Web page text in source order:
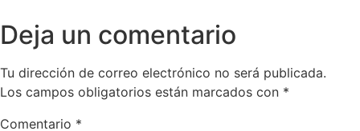
Deja un comentario
Tu dirección de correo electrónico no será publicada.
Los campos obligatorios están marcados con *
Comentario *